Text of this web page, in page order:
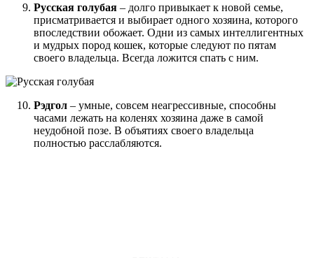
Русская голубая – долго привыкает к новой семье,
присматривается и выбирает одного хозяина, которого
впоследствии обожает. Одни из самых интеллигентных
и мудрых пород кошек, которые следуют по пятам
своего владельца. Всегда ложится спать с ним.
Рэдгол – умные, совсем неагрессивные, способны
часами лежать на коленях хозяина даже в самой
неудобной позе. В объятиях своего владельца
полностью расслабляются.